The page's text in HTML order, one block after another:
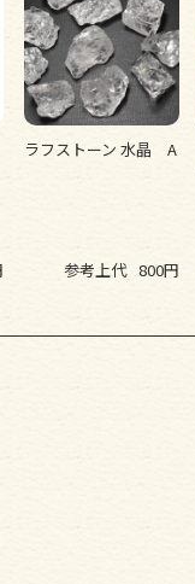
ラフストーン 水晶 A
参考上代 800円